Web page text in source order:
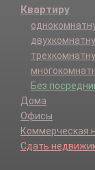
Квартиру
Без
Дома
Офисы
Коммерческая
Сдать